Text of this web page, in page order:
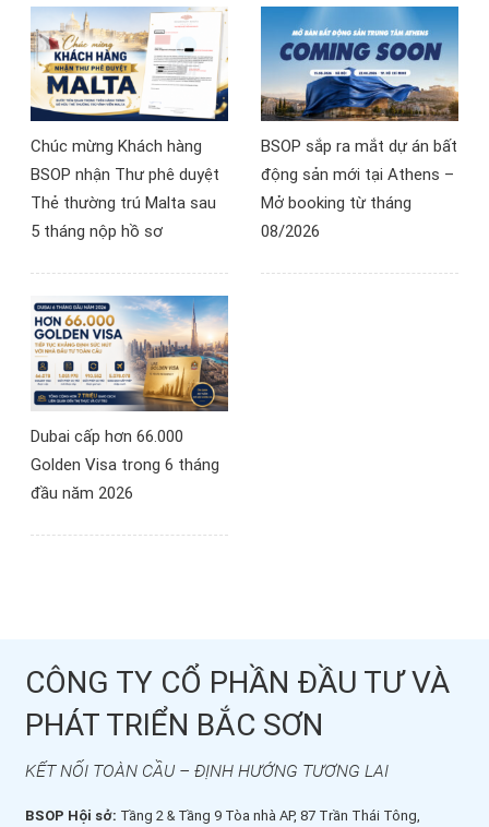
Chúc mừng Khách hàng
BSOP nhận Thư phê duyệt
Thẻ thường trú Malta sau
5 tháng nộp hồ sơ
BSOP sắp ra mắt dự án bất
động sản mới tại Athens –
Mở booking từ tháng
08/2026
Dubai cấp hơn 66.000
Golden Visa trong 6 tháng
đầu năm 2026
CÔNG TY CỔ PHẦN ĐẦU TƯ VÀ
PHÁT TRIỂN BẮC SƠN
KẾT NỐI TOÀN CẦU – ĐỊNH HƯỚNG TƯƠNG LAI
BSOP Hội sở: Tầng 2 & Tầng 9 Tòa nhà AP, 87 Trần Thái Tông,